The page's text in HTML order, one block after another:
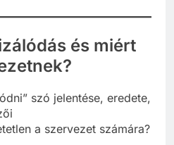
és miért
szó jelentése, eredete,
a szervezet számára?